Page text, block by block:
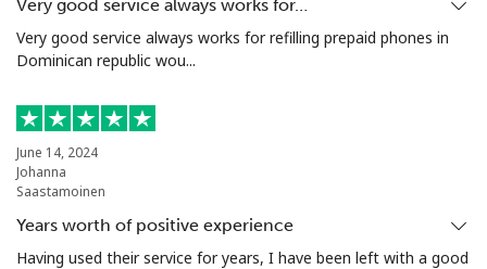
Very good service always works for…
Very good service always works for refilling prepaid phones in
Dominican republic wou...
June 14, 2024
Johanna
Saastamoinen
Years worth of positive experience
Having used their service for years, I have been left with a good